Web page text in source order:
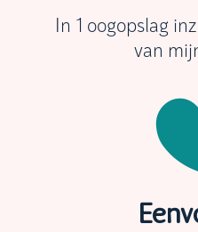
In 1 oogopslag
van